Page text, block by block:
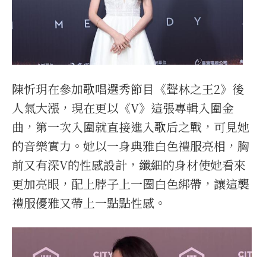
陳忻玥在參加歌唱選秀節目《聲林之王2》後
人氣大漲，現在更以《V》這張專輯入圍金
曲，第一次入圍就直接進入歌后之戰，可見她
的音樂實力。她以一身典雅白色禮服亮相，胸
前又有深V的性感設計，纖細的身材使她看來
更加亮眼，配上脖子上一圈白色綁帶，讓這襲
禮服優雅又帶上一點點性感。